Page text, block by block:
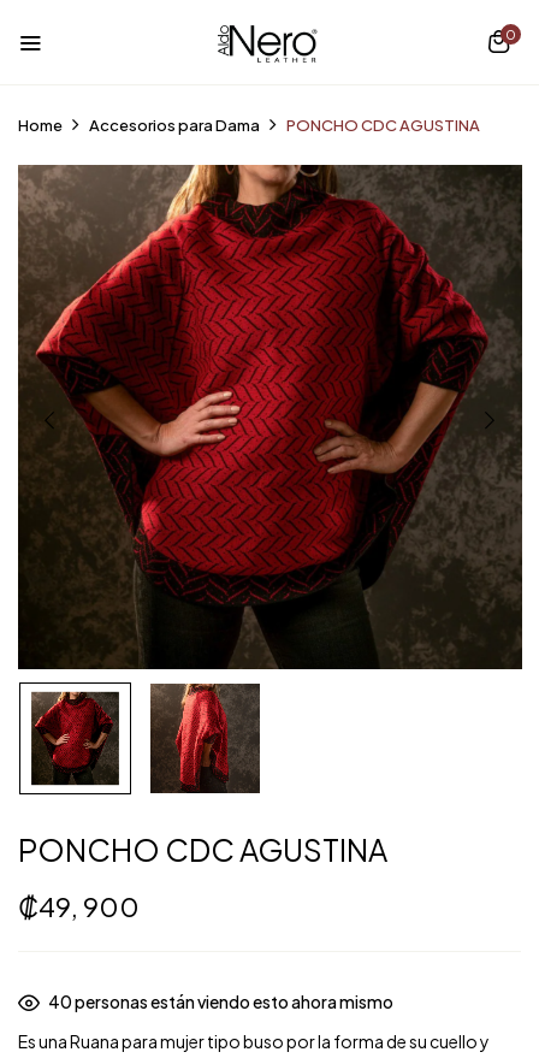
0
Home Accesorios para Dama PONCHO CDC AGUSTINA
PONCHO CDC AGUSTINA
₡49, 900
34personas están viendo esto ahora mismo
Es una Ruana para mujer tipo buso por la forma de su cuello y